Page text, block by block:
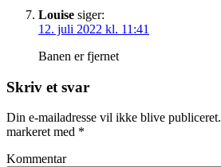
Louise siger:
12. juli 2022 kl. 11:41
Banen er fjernet
Skriv et svar
Din e-mailadresse vil ikke blive publiceret.
markeret med *
Kommentar